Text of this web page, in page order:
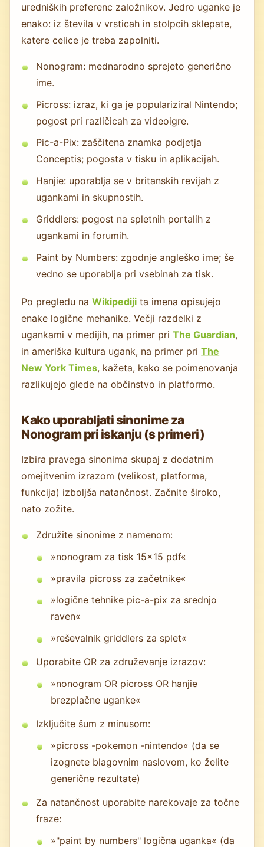
uredniških preferenc založnikov. Jedro uganke je
enako: iz števila v vrsticah in stolpcih sklepate,
katere celice je treba zapolniti.
Nonogram: mednarodno sprejeto generično
ime.
Picross: izraz, ki ga je populariziral Nintendo;
pogost pri različicah za videoigre.
Pic-a-Pix: zaščitena znamka podjetja
Conceptis; pogosta v tisku in aplikacijah.
Hanjie: uporablja se v britanskih revijah z
ugankami in skupnostih.
Griddlers: pogost na spletnih portalih z
ugankami in forumih.
Paint by Numbers: zgodnje angleško ime; še
vedno se uporablja pri vsebinah za tisk.
Po pregledu naWikipediji ta imena opisujejo
enake logične mehanike. Večji razdelki z
ugankami v medijih, na primer priThe Guardian,
in ameriška kultura ugank, na primer priThe
New York Times, kažeta, kako se poimenovanja
razlikujejo glede na občinstvo in platformo.
Kako uporabljati sinonime za
Nonogram pri iskanju (s primeri)
Izbira pravega sinonima skupaj z dodatnim
omejitvenim izrazom (velikost, platforma,
funkcija) izboljša natančnost. Začnite široko,
nato zožite.
Združite sinonime z namenom:
»nonogram za tisk 15x15 pdf«
»pravila picross za začetnike«
»logične tehnike pic-a-pix za srednjo
raven«
»reševalnik griddlers za splet«
Uporabite OR za združevanje izrazov:
»nonogram OR picross OR hanjie
brezplačne uganke«
Izključite šum z minusom:
»picross -pokemon -nintendo« (da se
izognete blagovnim naslovom, ko želite
generične rezultate)
Za natančnost uporabite narekovaje za točne
fraze:
»"paint by numbers" logična uganka« (da